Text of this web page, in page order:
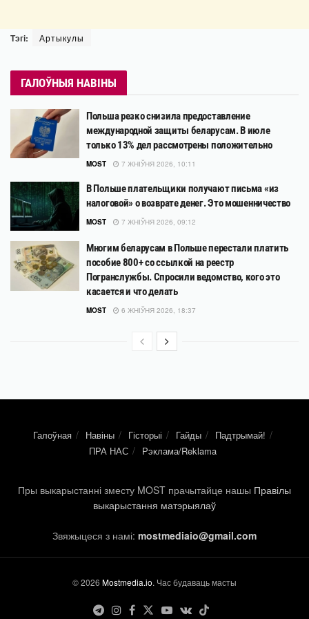
Тэгі: Артыкулы
ГАЛОЎНЫЯ НАВІНЫ
Польша резко снизила предоставление
международной защиты беларусам. В июле
только 13% дел рассмотрены положительно
MOST 7 ЖНІЎНЯ 2026, 10:11
В Польше плательщики получают письма «из
налоговой» о возврате денег. Это мошенничество
MOST 7 ЖНІЎНЯ 2026, 09:12
Многим беларусам в Польше перестали платить
пособие 800+ со ссылкой на реестр
Погранслужбы. Спросили ведомство, кого это
касается и что делать
MOST 6 ЖНІЎНЯ 2026, 18:37
Галоўная Навіны Гісторыі Гайды
Падтрымай!
ПРА НАС
Рэклама/Reklama
Пры выкарыстанні зместу MOST прачытайце нашы Правілы
выкарыстання матэрыялаў
Звяжыцеся з намі: mostmediaio@gmail.com
© 2026 Mostmedia.io. Час будаваць масты